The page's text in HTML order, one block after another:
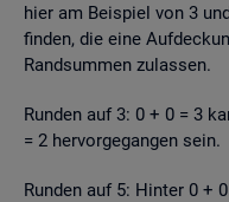
hier am Bei­spiel von 3
fin­den, die eine
Rand­sum­men zu­las­sen.
Run­den auf 3: 0 + 0 = 3
= 2 her­vor­ge­gan­gen sein.
Run­den auf 5: Hin­ter 0 +